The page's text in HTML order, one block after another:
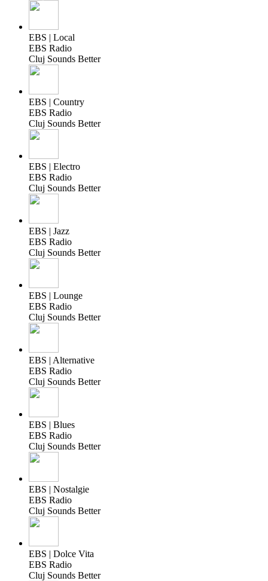
EBS | Local
EBS Radio
Cluj Sounds Better
EBS | Country
EBS Radio
Cluj Sounds Better
EBS | Electro
EBS Radio
Cluj Sounds Better
EBS | Jazz
EBS Radio
Cluj Sounds Better
EBS | Lounge
EBS Radio
Cluj Sounds Better
EBS | Alternative
EBS Radio
Cluj Sounds Better
EBS | Blues
EBS Radio
Cluj Sounds Better
EBS | Nostalgie
EBS Radio
Cluj Sounds Better
EBS | Dolce Vita
EBS Radio
Cluj Sounds Better